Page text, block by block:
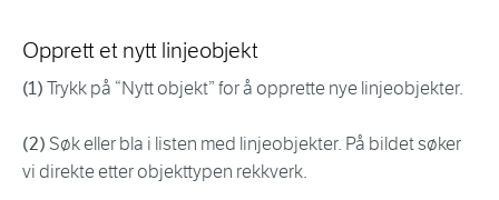
Opprett et nytt linjeobjekt
(1)Trykk på “Nytt objekt” for å opprette nye linjeobjekter.
(2) Søk eller bla i listen med linjeobjekter. På bildet søker
vi direkte etter objekttypen rekkverk.